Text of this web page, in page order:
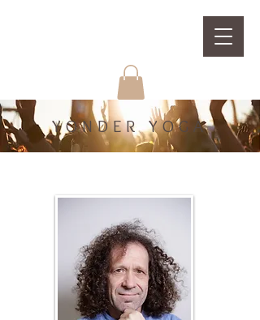
YONDER YOGA